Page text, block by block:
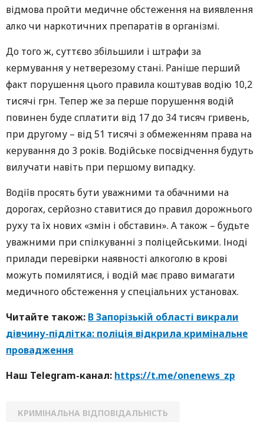
відмова пройти медичне обстеження на виявлення
алко чи наркотичних препаратів в організмі.
До того ж, суттєво збільшили і штрафи за
кермування у нетверезому стані. Раніше перший
факт порушення цього правила коштував водію 10,2
тисячі грн. Тепер же за перше порушення водій
повинен буде сплатити від 17 до 34 тисяч гривень,
при другому – від 51 тисячі з обмеженням права на
керування до 3 років. Водійське посвідчення будуть
вилучати навіть при першому випадку.
Водіїв просять бути уважними та обачними на
дорогах, серйозно ставитися до правил дорожнього
руху та їх нових «змін і обставин». А також – будьте
уважними при спілкуванні з поліцейськими. Іноді
прилади перевірки наявності алкоголю в крові
можуть помилятися, і водій має право вимагати
медичного обстеження у спеціальних установах.
Читайте також: В Запорізькій області викрали
дівчину-підлітка: поліція відкрила кримінальне
провадження
Наш Telegram-канал: https://t.me/onenews_zp
КРИМІНАЛЬНА ВІДПОВІДАЛЬНІСТЬ